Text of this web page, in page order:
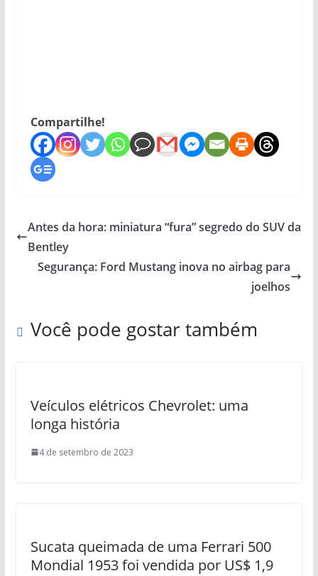
Compartilhe!
Antes da hora: miniatura “fura” segredo do SUV da
Bentley
Segurança: Ford Mustang inova no airbag para
joelhos
Você pode gostar também
Veículos elétricos Chevrolet: uma
longa história
4 de setembro de 2023
Sucata queimada de uma Ferrari 500
Mondial 1953 foi vendida por US$ 1,9